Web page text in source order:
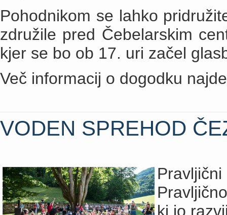
Pohodnikom se lahko
združile pred Čebelarskim
kjer se bo ob 17. uri začel
Več informacij o dogodku
VODEN SPREHOD
ki jo